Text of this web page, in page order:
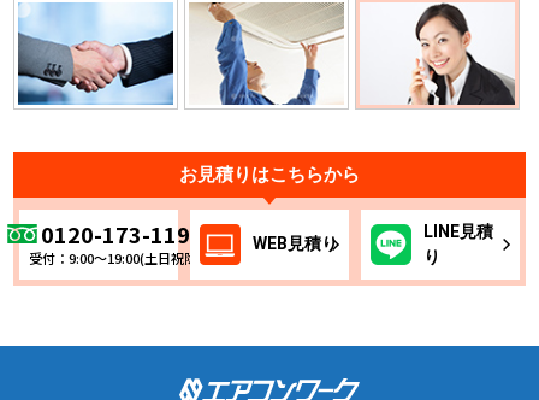
お見積りはこちらから
0120-173-119
受付：9:00～19:00(土日祝除く)
WEB見積り
LINE見積
り